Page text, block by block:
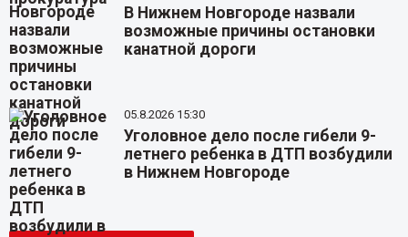
В Нижнем Новгороде назвали
возможные причины остановки
канатной дороги
05.8.2026 15:30
Уголовное дело после гибели 9-
летнего ребенка в ДТП возбудили
в Нижнем Новгороде